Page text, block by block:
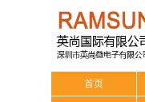
首页